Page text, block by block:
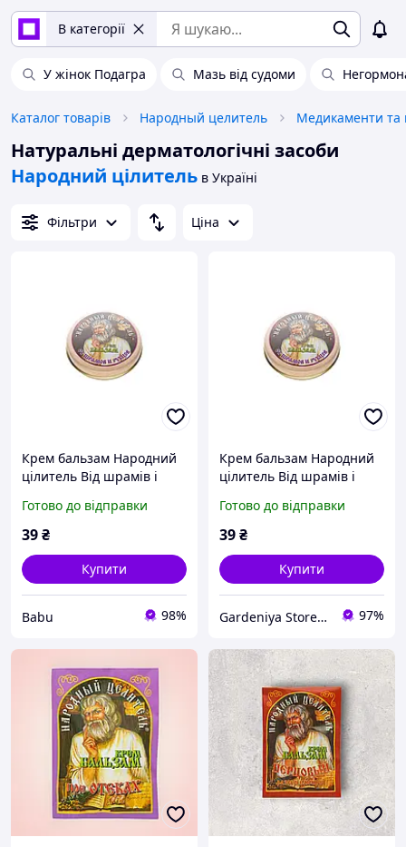
В категорії
У жінок Подагра Мазь від судоми
Каталог товарів Народный целитель Медикаменти та
Натуральні дерматологічні засоби
Народний цілитель в Україні
Фільтри Ціна
Крем бальзам Народний
цілитель Від шрамів і
Готово до відправки
39₴
Купити
Babu 98%
Крем бальзам Народний
цілитель Від шрамів і
Готово до відправки
39₴
Купити
Gardeniya Store - із турботою про ваш затишок! 97%